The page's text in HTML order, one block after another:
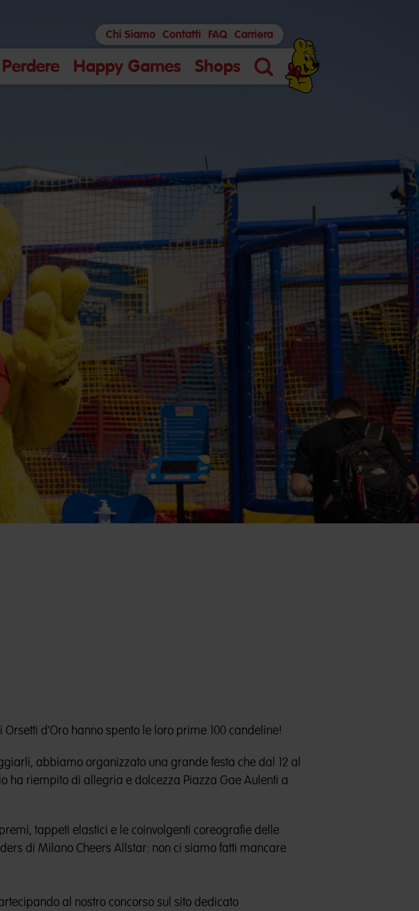
Happy Games Shops
Ricerca
Chi Siamo Contatti FAQ Carriera
Orsetti d'Oro hanno spento le loro prime 100 candeline!
abbiamo organizzato una grande festa che dal 12 al
ha riempito di allegria e dolcezza Piazza Gae Aulenti a
tappeti elastici e le coinvolgenti coreografie delle
di Milano Cheers Allstar: non ci siamo fatti mancare
al nostro concorso sul sito dedicato